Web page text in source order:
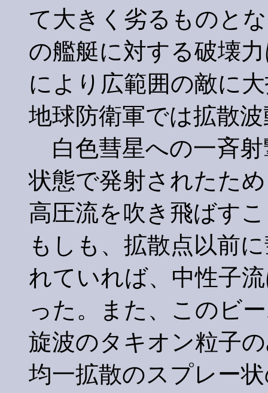
て大きく劣るものと
の艦艇に対する破壊
により広範囲の敵に
地球防衛軍では拡散
白色彗星への一斉射
状態で発射されたた
高圧流を吹き飛ばす
もしも、拡散点以前
れていれば、中性子
った。また、このビ
旋波のタキオン粒子
均一拡散のスプレー